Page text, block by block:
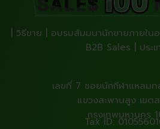
| วิธีขาย | อบรมสัมมนานักขายภายใน
B2B Sales | ประเ
เลขที่ 7 ซอยนักกีฬาแหลม
แขวงสะพานสูง เขต
กรุงเทพมหานคร
Tax ID: